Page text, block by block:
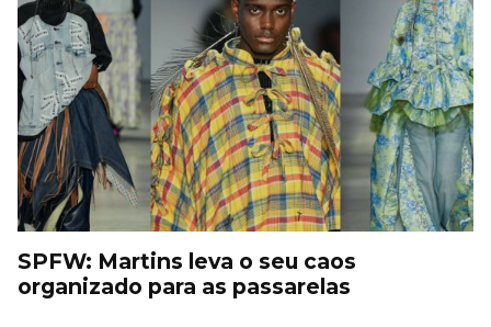
SPFW: Martins leva o seu caos
organizado para as passarelas